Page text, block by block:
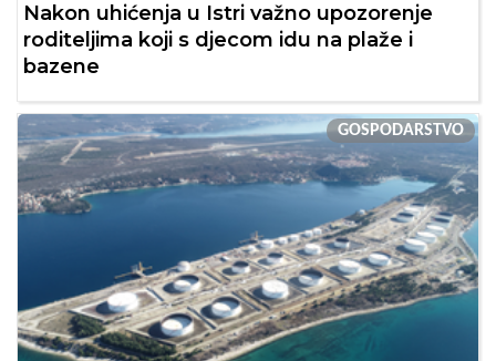
Nakon uhićenja u Istri važno upozorenje
roditeljima koji s djecom idu na plaže i
bazene
GOSPODARSTVO